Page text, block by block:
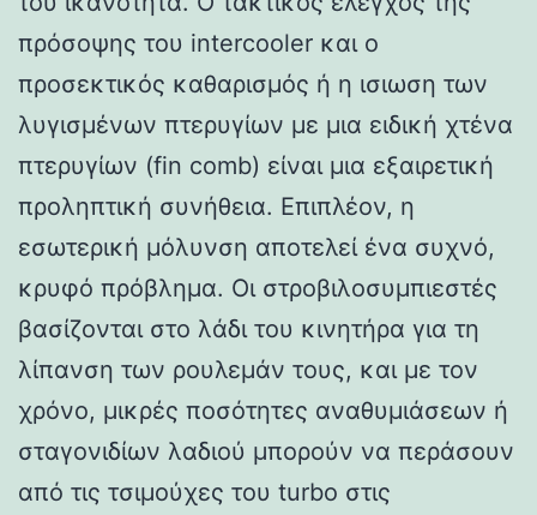
πρόσοψης του intercooler και ο
προσεκτικός καθαρισμός ή η ισιωση των
λυγισμένων πτερυγίων με μια ειδική χτένα
πτερυγίων (fin comb) είναι μια εξαιρετική
προληπτική συνήθεια. Επιπλέον, η
εσωτερική μόλυνση αποτελεί ένα συχνό,
κρυφό πρόβλημα. Οι στροβιλοσυμπιεστές
βασίζονται στο λάδι του κινητήρα για τη
λίπανση των ρουλεμάν τους, και με τον
χρόνο, μικρές ποσότητες αναθυμιάσεων ή
σταγονιδίων λαδιού μπορούν να περάσουν
από τις τσιμούχες του turbo στις